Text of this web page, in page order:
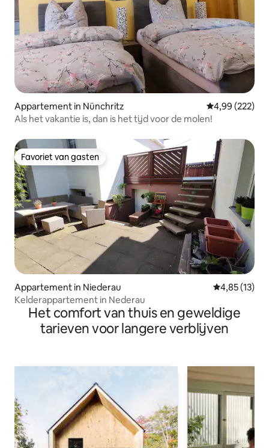
Appartement in Nünchritz Gemiddelde
4,99 (222)
Als het vakantie is, dan is het tijd voor de molen!
Favoriet van gasten
Favoriet van gasten
Appartement in Niederau Gemiddelde
4,85 (13)
Kelderappartement in Nederau
Het comfort van thuis en geweldige
tarieven voor langere verblijven